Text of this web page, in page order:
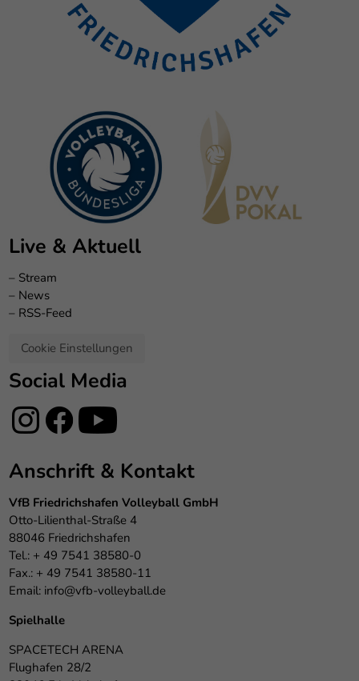
Live & Aktuell
– Stream
– News
– RSS-Feed
Cookie Einstellungen
Social Media
Anschrift & Kontakt
VfB Friedrichshafen Volleyball GmbH
Otto-Lilienthal-Straße 4
88046 Friedrichshafen
Tel.: + 49 7541 38580-0
Fax.: + 49 7541 38580-11
Email: info@vfb-volleyball.de
Spielhalle
SPACETECH ARENA
Flughafen 28/2